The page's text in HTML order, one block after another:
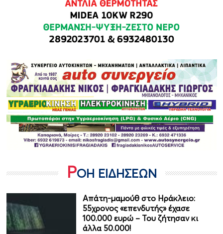
ΡΟΗ ΕΙΔΗΣΕΩΝ
Απάτη-μαμούθ στο Ηράκλειο:
55χρονος «επενδυτής» έχασε
100.000 ευρώ – Του ζήτησαν κι
άλλα 50.000!